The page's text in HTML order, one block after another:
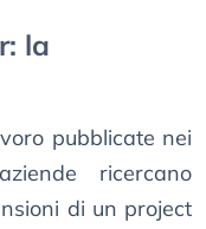
la
pubblicate nei
ricercano
di un project